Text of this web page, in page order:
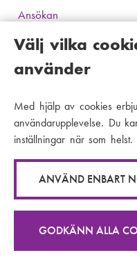
Välj vilka
använder
Med hjälp av cookies
användarupplevelse. Du
inställningar när som helst.
ANVÄND ENBART
GODKÄNN ALLA
Ansökan
Utskott
Projekt som beviljats stöd
S
d
o
© 2026 Stiftelsen
Tema
T
e
m
m